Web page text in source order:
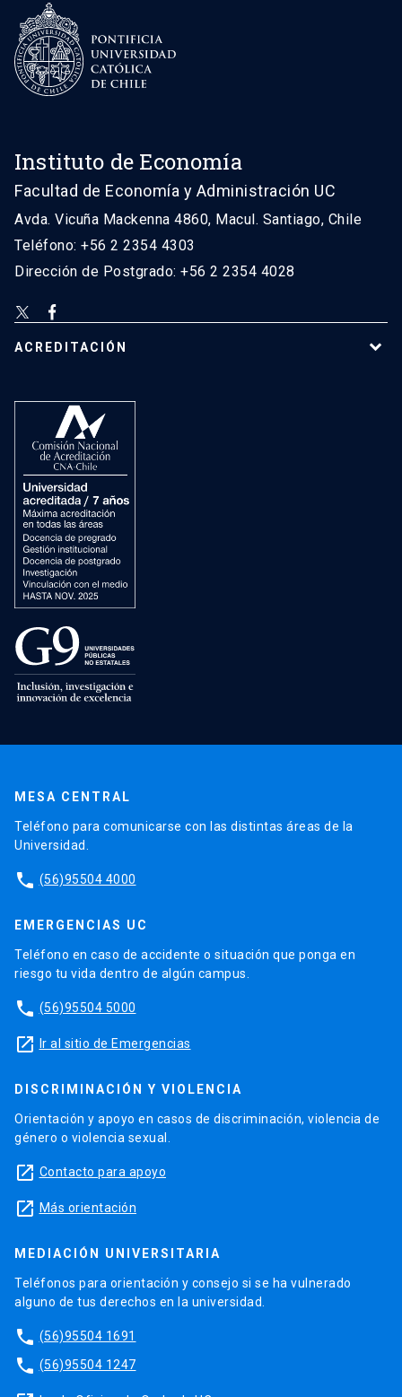
Instituto de Economía
Facultad de Economía y Administración UC
Avda. Vicuña Mackenna 4860, Macul. Santiago, Chile
Teléfono: +56 2 2354 4303
Dirección de Postgrado: +56 2 2354 4028
ACREDITACIÓN
MESA CENTRAL
Teléfono para comunicarse con las distintas áreas de la
Universidad.
phone (56)95504 4000
EMERGENCIAS UC
Teléfono en caso de accidente o situación que ponga en
riesgo tu vida dentro de algún campus.
phone (56)95504 5000
launch Ir al sitio de Emergencias
DISCRIMINACIÓN Y VIOLENCIA
Orientación y apoyo en casos de discriminación, violencia de
género o violencia sexual.
launch Contacto para apoyo
launch Más orientación
MEDIACIÓN UNIVERSITARIA
Teléfonos para orientación y consejo si se ha vulnerado
alguno de tus derechos en la universidad.
phone (56)95504 1691
phone (56)95504 1247